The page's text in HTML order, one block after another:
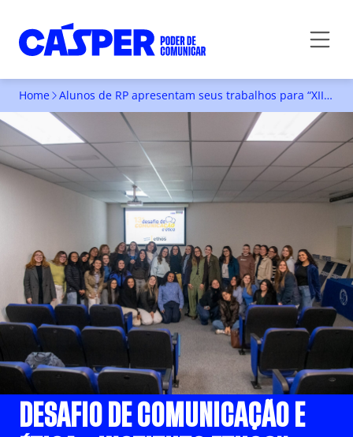
Home Alunos de RP apresentam seus trabalhos para “XIII Desafio de Comunicação e Ética – Instituto Ethos”
ALUNOS DE RP APRESENTAM
SEUS TRABALHOS PARA "XIII
DESAFIO DE COMUNICAÇÃO E